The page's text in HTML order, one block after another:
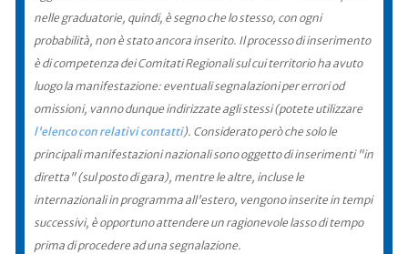
nelle graduatorie, quindi, è segno che lo stesso, con ogni
probabilità, non è stato ancora inserito. Il processo di inserimento
è di competenza dei Comitati Regionali sul cui territorio ha avuto
luogo la manifestazione: eventuali segnalazioni per errori od
omissioni, vanno dunque indirizzate agli stessi (potete utilizzare
l'elenco con relativi contatti). Considerato però che solo le
principali manifestazioni nazionali sono oggetto di inserimenti "in
diretta" (sul posto di gara), mentre le altre, incluse le
internazionali in programma all'estero, vengono inserite in tempi
successivi, è opportuno attendere un ragionevole lasso di tempo
prima di procedere ad una segnalazione.